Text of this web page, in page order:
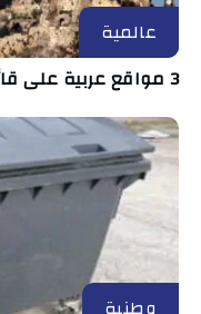
عالمية
3 مواقع عربية على قائمة التراث العالمي المهدد بالخطر